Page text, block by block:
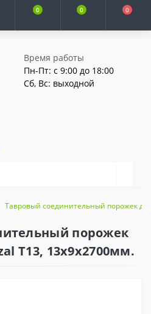
0 0 0
Время работы
Пн-Пт: с 9:00 до 18:00
Сб, Вс: выходной
Тавровый соединительный порожек
порожек
T13, 13x9x2700мм.